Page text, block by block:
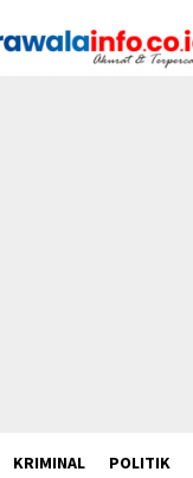
KRIMINAL POLITIK